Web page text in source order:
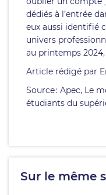
dédiés à l’entrée
eux aussi identifié
univers
au printemps
Article rédigé par
Source : Apec, Le
étudiants du
Sur le même